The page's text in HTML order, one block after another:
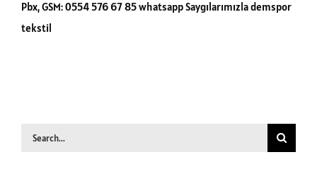
Pbx, GSM: 0554 576 67 85 whatsapp Saygılarımızla demspor
tekstil
Search